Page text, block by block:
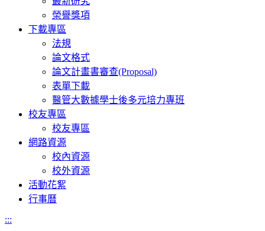
榮譽獎項
下載專區
法規
論文格式
論文計畫書審查(Proposal)
表單下載
醫管大數據學士後多元培力專班
校友專區
校友專區
網路資源
校內資源
校外資源
活動花絮
行事曆
:::